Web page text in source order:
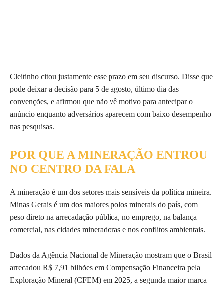
Cleitinho citou justamente esse prazo em seu discurso. Disse que
pode deixar a decisão para 5 de agosto, último dia das
convenções, e afirmou que não vê motivo para antecipar o
anúncio enquanto adversários aparecem com baixo desempenho
nas pesquisas.
POR QUE A MINERAÇÃO ENTROU
NO CENTRO DA FALA
A mineração é um dos setores mais sensíveis da política mineira.
Minas Gerais é um dos maiores polos minerais do país, com
peso direto na arrecadação pública, no emprego, na balança
comercial, nas cidades mineradoras e nos conflitos ambientais.
Dados da Agência Nacional de Mineração mostram que o Brasil
arrecadou R$ 7,91 bilhões em Compensação Financeira pela
Exploração Mineral (CFEM) em 2025, a segunda maior marca